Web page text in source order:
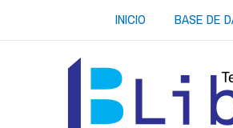
INICIO BASE DE